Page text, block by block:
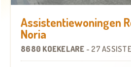
Assistentiewoningen
Noria
8680 KOEKELARE - 27